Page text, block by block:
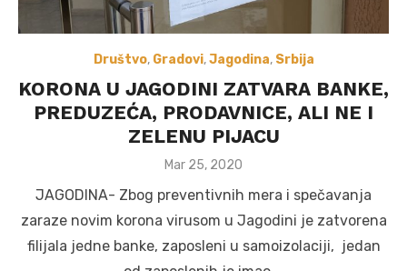
Društvo, Gradovi,Jagodina, Srbija
KORONA U JAGODINI ZATVARA BANKE,
PREDUZEĆA, PRODAVNICE, ALI NE I
ZELENU PIJACU
Posted
Mar 25, 2020
JAGODINA- Zbog preventivnih mera i spečavanja
zaraze novim korona virusom u Jagodini je zatvorena
filijala jedne banke, zaposleni u samoizolaciji, jedan